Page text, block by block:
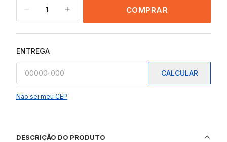
1 COMPRAR
ENTREGA
CALCULAR
Não sei meu CEP
DESCRIÇÃO DO PRODUTO